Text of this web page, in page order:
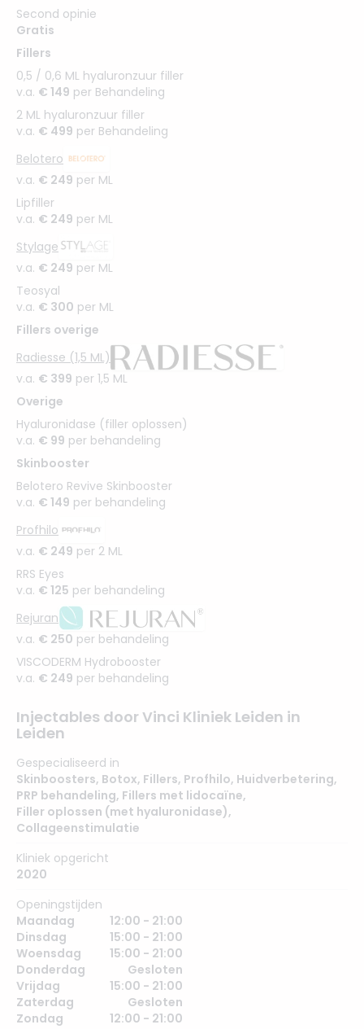
Second opinie
Gratis
Fillers
0,5 / 0,6 ML hyaluronzuur filler
v.a. € 149 per Behandeling
2 ML hyaluronzuur filler
v.a. € 499 per Behandeling
Belotero
v.a. € 249 per ML
Lipfiller
v.a. € 249 per ML
Stylage
v.a. € 249 per ML
Teosyal
v.a. € 300 per ML
Fillers overige
Radiesse (1,5 ML)
v.a. € 399 per 1,5 ML
Overige
Hyaluronidase (filler oplossen)
v.a. € 99 per behandeling
Skinbooster
Belotero Revive Skinbooster
v.a. € 149 per behandeling
Profhilo
v.a. € 249 per 2 ML
RRS Eyes
v.a. € 125 per behandeling
Rejuran
v.a. € 250 per behandeling
VISCODERM Hydrobooster
v.a. € 249 per behandeling
Injectables door Vinci Kliniek Leiden in
Leiden
Gespecialiseerd in
Skinboosters, Botox, Fillers, Profhilo, Huidverbetering,
PRP behandeling, Fillers met lidocaïne,
Filler oplossen (met hyaluronidase),
Collageenstimulatie
Kliniek opgericht
2020
Openingstijden
Maandag
12:00 - 21:00
Dinsdag
15:00 - 21:00
Woensdag
15:00 - 21:00
Donderdag
Gesloten
Vrijdag
15:00 - 21:00
Zaterdag
Gesloten
Zondag
12:00 - 21:00